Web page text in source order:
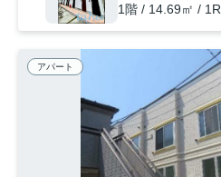
1階 / 14.69㎡ / 1R
アパート